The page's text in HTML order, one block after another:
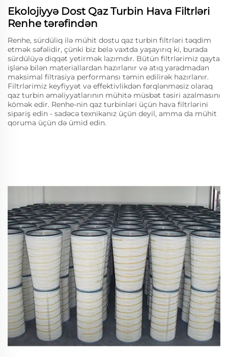
Ekolojiyyə Dost Qaz Turbin Hava Filtrləri
Renhe tərəfindən
Renhe, sürdüliq ilə mühit dostu qaz turbin filtrləri təqdim
etmək səfəlidir, çünki biz belə vaxtda yaşayırıq ki, burada
sürdülüyə diqqət yetirmək lazımdır. Bütün filtrlərimiz qayta
işlənə bilən materiallardan hazırlanır və atıq yaradmadan
maksimal filtrasiya performansı təmin edilirək hazırlanır.
Filtrlərimiz keyfiyyət və effektivlikdən fərqlənməsiz olaraq
qaz turbin əməliyyatlarının mühitə müsbət təsiri azalmasını
kömək edir. Renhe-nin qaz turbinləri üçün hava filtrlərini
sipariş edin - sadəcə texnikanız üçün deyil, amma da mühit
qoruma üçün də ümid edin.